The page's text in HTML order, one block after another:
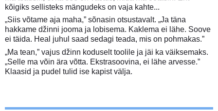
kõigiks sellisteks mängudeks on vaja kahte...
„Siis võtame aja maha,” sõnasin otsustavalt. „Ja täna
hakkame džinni jooma ja lobisema. Kaklema ei lähe. Soove
ei täida. Heal juhul saad sedagi teada, mis on pohmakas.”
„Ma tean,” vajus džinn koduselt toolile ja jäi ka väiksemaks.
„Selle ma võin ära võtta. Ekstrasoovina, ei lähe arvesse.”
Klaasid ja pudel tulid ise kapist välja.